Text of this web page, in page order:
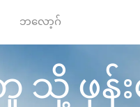
ဘလော့ဂ်
ဖုန်း